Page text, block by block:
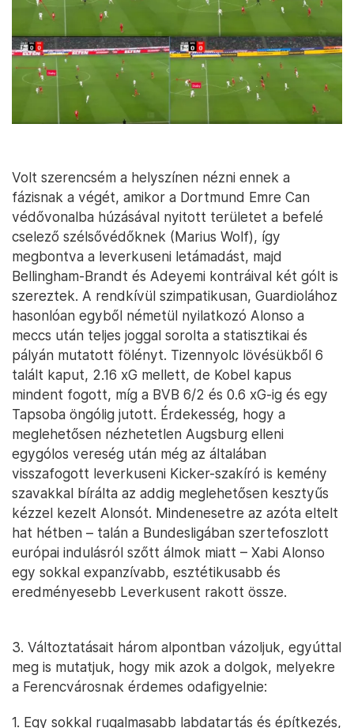
Volt szerencsém a helyszínen nézni ennek a
fázisnak a végét, amikor a Dortmund Emre Can
védővonalba húzásával nyitott területet a befelé
cselező szélsővédőknek (Marius Wolf), így
megbontva a leverkuseni letámadást, majd
Bellingham-Brandt és Adeyemi kontráival két gólt is
szereztek. A rendkívül szimpatikusan, Guardiolához
hasonlóan egyből németül nyilatkozó Alonso a
meccs után teljes joggal sorolta a statisztikai és
pályán mutatott fölényt. Tizennyolc lövésükből 6
talált kaput, 2.16 xG mellett, de Kobel kapus
mindent fogott, míg a BVB 6/2 és 0.6 xG-ig és egy
Tapsoba öngólig jutott. Érdekesség, hogy a
meglehetősen nézhetetlen Augsburg elleni
egygólos vereség után még az általában
visszafogott leverkuseni Kicker-szakíró is kemény
szavakkal bírálta az addig meglehetősen kesztyűs
kézzel kezelt Alonsót. Mindenesetre az azóta eltelt
hat hétben – talán a Bundesligában szertefoszlott
európai indulásról szőtt álmok miatt – Xabi Alonso
egy sokkal expanzívabb, esztétikusabb és
eredményesebb Leverkusent rakott össze.
3. Változtatásait három alpontban vázoljuk, egyúttal
meg is mutatjuk, hogy mik azok a dolgok, melyekre
a Ferencvárosnak érdemes odafigyelnie:
1. Egy sokkal rugalmasabb labdatartás és építkezés,